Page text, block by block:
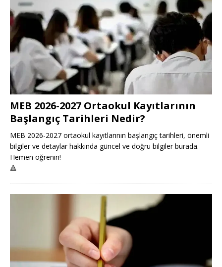
MEB 2026-2027 Ortaokul Kayıtlarının
Başlangıç Tarihleri Nedir?
MEB 2026-2027 ortaokul kayıtlarının başlangıç tarihleri, önemli
bilgiler ve detaylar hakkında güncel ve doğru bilgiler burada.
Hemen öğrenin!
🔺